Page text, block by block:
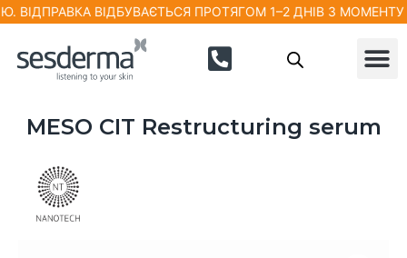
ВІДБУВАЄТЬСЯ ПРОТЯГОМ 1–2 ДНІВ З
MESO CIT Restructuring serum